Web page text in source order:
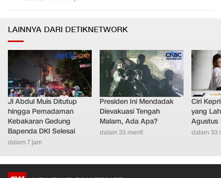
LAINNYA DARI DETIKNETWORK
Jl Abdul Muis Ditutup
hingga Pemadaman
Kebakaran Gedung
Bapenda DKI Selesai
dalam 7 jam
Presiden Ini Mendadak
Dievakuasi Tengah
Malam, Ada Apa?
dalam 33 menit
Ciri
yang
Agustus
dalam 33